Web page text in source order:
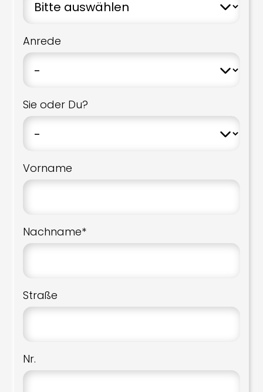
Anrede
Sie oder Du?
Vorname
Nachname*
Straße
Nr.